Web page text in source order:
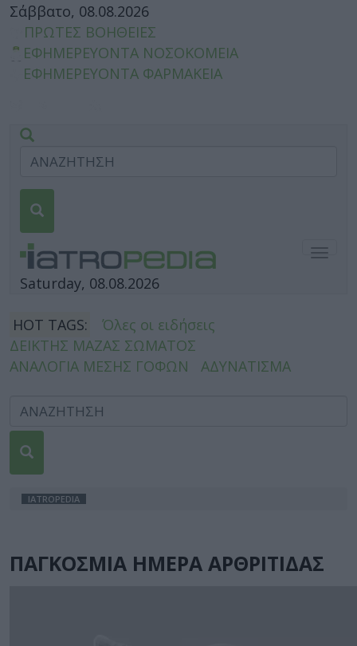
Σάββατο, 08.08.2026
ΠΡΩΤΕΣ ΒΟΗΘΕΙΕΣ
ΕΦΗΜΕΡΕΥΟΝΤΑ ΝΟΣΟΚΟΜΕΙΑ
ΕΦΗΜΕΡΕΥΟΝΤΑ ΦΑΡΜΑΚΕΙΑ
Saturday, 08.08.2026
HOT TAGS:
Όλες οι ειδήσεις
ΔΕΙΚΤΗΣ ΜΑΖΑΣ ΣΩΜΑΤΟΣ
ΑΝΑΛΟΓΙΑ ΜΕΣΗΣ ΓΟΦΩΝ
ΑΔΥΝΑΤΙΣΜΑ
IATROPEDIA
ΠΑΓΚΟΣΜΙΑ ΗΜΕΡΑ ΑΡΘΡΙΤΙΔΑΣ